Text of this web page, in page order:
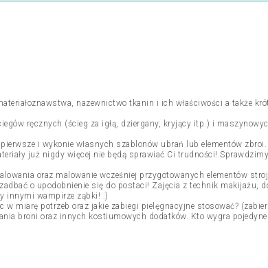
nazewnictwo tkanin i ich właściwości a także
ręcznych (ścieg za igłą, dziergany, kryjący itp.) i
i wykonie własnych szablonów ubrań lub elementów zbroi.
już nigdy więcej nie będą sprawiać Ci trudności!
oraz malowanie wcześniej przygotowanych elementów
o upodobnienie się do postaci! Zajęcia z technik makijażu,
innymi wampirze ząbki! :)
miarę potrzeb oraz jakie zabiegi pielęgnacyjne stosować?
broni oraz innych kostiumowych dodatków. Kto wygra